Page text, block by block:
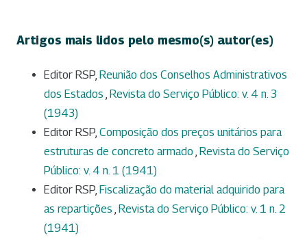
Artigos mais lidos pelo mesmo(s) autor(es)
Editor RSP, Reunião dos Conselhos Administrativos
dos Estados , Revista do Serviço Público: v. 4 n. 3
(1943)
Editor RSP, Composição dos preços unitários para
estruturas de concreto armado , Revista do Serviço
Público: v. 4 n. 1 (1941)
Editor RSP, Fiscalização do material adquirido para
as repartições , Revista do Serviço Público: v. 1 n. 2
(1941)